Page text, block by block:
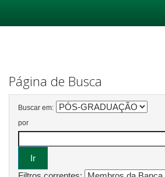
Página de Busca
Buscar em:
por